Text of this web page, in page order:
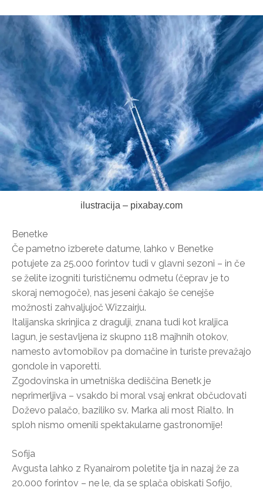
ilustracija – pixabay.com
Benetke
Če pametno izberete datume, lahko v Benetke
potujete za 25.000 forintov tudi v glavni sezoni – in če
se želite izogniti turističnemu odmetu (čeprav je to
skoraj nemogoče), nas jeseni čakajo še cenejše
možnosti zahvaljujoč Wizzairju.
Italijanska skrinjica z dragulji, znana tudi kot kraljica
lagun, je sestavljena iz skupno 118 majhnih otokov,
namesto avtomobilov pa domačine in turiste prevažajo
gondole in vaporetti.
Zgodovinska in umetniška dediščina Benetk je
neprimerljiva – vsakdo bi moral vsaj enkrat občudovati
Doževo palačo, baziliko sv. Marka ali most Rialto. In
sploh nismo omenili spektakularne gastronomije!
Sofija
Avgusta lahko z Ryanairom poletite tja in nazaj že za
20.000 forintov – ne le, da se splača obiskati Sofijo,